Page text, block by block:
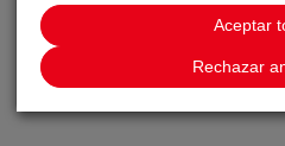
Aceptar
Rechazar